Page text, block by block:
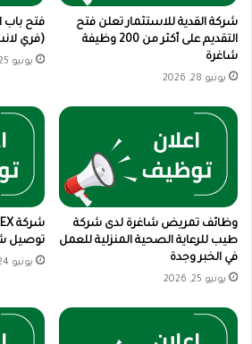
شركة القدية للاستثمار تعلن فتح
التقديم على أكثر من 200 وظيفة
شاغرة
يونيو 28, 2026
فتح باب
(فري
يونيو 25, 2026
وظائف تمريض شاغرة لدى شركة
طيب للرعاية الصحية المنزلية للعمل
في الخبر وجدة
يونيو 25, 2026
توصيل
يونيو 24, 2026